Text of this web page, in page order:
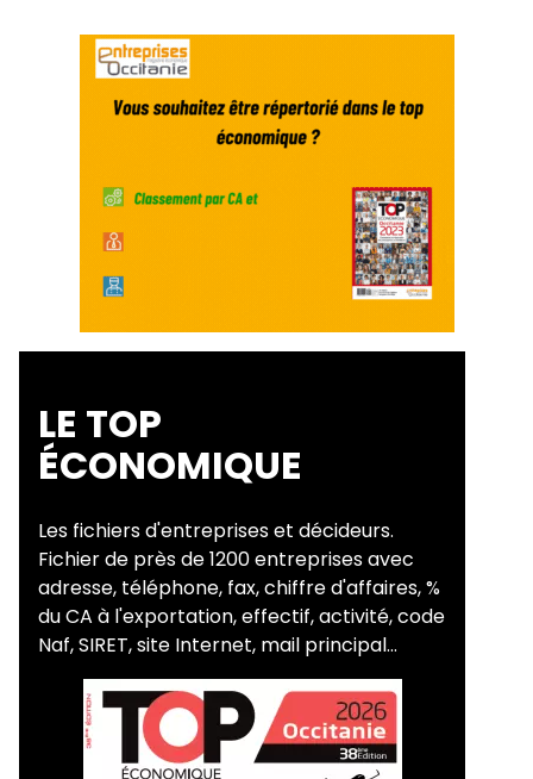
LE TOP
ÉCONOMIQUE
Les fichiers d'entreprises et décideurs.
Fichier de près de 1200 entreprises avec
adresse, téléphone, fax, chiffre d'affaires, %
du CA à l'exportation, effectif, activité, code
Naf, SIRET, site Internet, mail principal...